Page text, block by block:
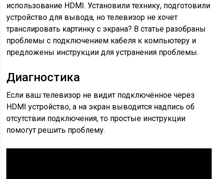
использование HDMI. Установили технику, подготовили
устройство для вывода, но телевизор не хочет
транслировать картинку с экрана? В статье разобраны
проблемы с подключением кабеля к компьютеру и
предложены инструкции для устранения проблемы.
Диагностика
Если ваш телевизор не видит подключённое через
HDMI устройство, а на экран выводится надпись об
отсутствии подключения, то простые инструкции
помогут решить проблему.